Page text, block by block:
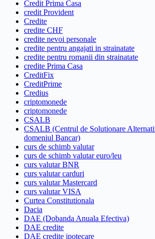
Credit Prima Casa
credit Provident
Credite
credite CHF
credite nevoi personale
credite pentru angajati in strainatate
credite pentru romanii din strainatate
credite Prima Casa
CreditFix
CreditPrime
Credius
criptomonede
criptomonede
CSALB
CSALB (Centrul de Solutionare
domeniul Bancar)
curs de schimb valutar
curs de schimb valutar euro/leu
curs valutar BNR
curs valutar carduri
curs valutar Mastercard
curs valutar VISA
Curtea Constitutionala
Dacia
DAE (Dobanda Anuala Efectiva)
DAE credite
DAE credite ipotecare